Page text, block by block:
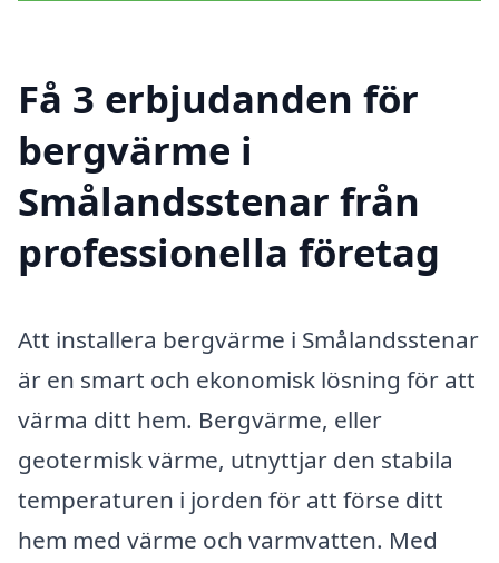
Få 3 erbjudanden för
bergvärme i
Smålandsstenar från
professionella företag
Att installera bergvärme i Smålandsstenar
är en smart och ekonomisk lösning för att
värma ditt hem. Bergvärme, eller
geotermisk värme, utnyttjar den stabila
temperaturen i jorden för att förse ditt
hem med värme och varmvatten. Med